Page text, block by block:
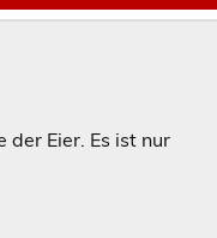
Eier. Es ist nur